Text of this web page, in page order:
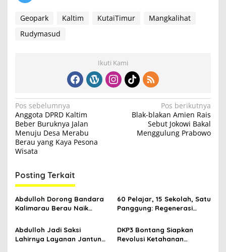
Geopark Kaltim KutaiTimur
Mangkalihat
Rudymasud
Ikuti Kami
N
a
v
i
a
s
i
o
Pos sebelumnya
Anggota DPRD Kaltim
Beber Buruknya Jalan
Menuju Desa Merabu
Berau yang Kaya Pesona
Wisata
Pos berikutnya
Blak-blakan Amien Rais
Sebut Jokowi Bakal
Menggulung Prabowo
Posting Terkait
Abdulloh Dorong Bandara
Kalimarau Berau Naik
Internasional Kaltim
60 Pelajar, 15 Sekolah, Satu
Panggung: Regenerasi
Jalannya
Abdulloh Jadi Saksi
Lahirnya Layanan Jantung
DKP3 Bontang Siapkan
Revolusi Ketahanan